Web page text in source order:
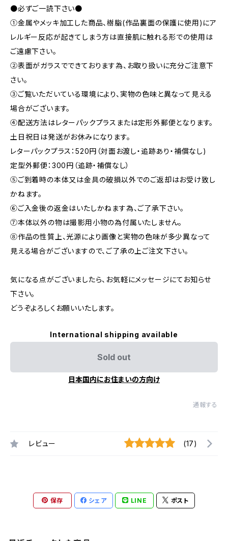
●必ずご一読下さい●
①金属やメッキ加工した商品、樹脂(作品裏面の保護に使用)にア
レルギー反応が起きてしまう方は直接肌に触れる形での使用は
ご遠慮下さい。
②表面がガラスでできております為、お取り扱いに充分ご注意下
さい。
③ご覧いただいている環境により、実物の色味と異なって見える
場合がございます。
④配送方法はレターパックプラスまたは定形外郵便となります。
土日祝日は発送がお休みになります。
レターパックプラス：520円（対面お渡し・追跡あり・補償なし)
定型外郵便：300円（追跡・補償なし）
⑤ご到着時の本体又は金具の破損以外でのご返却はお受け致し
かねます。
⑥ご入金後の返金はいたしかねます為、ご了承下さい。
⑦本体以外の物は撮影用小物の為付属いたしません。
⑧作品の性質上、光源により画像と実物の色味が多少異なって
見える場合がございますので、ご了承の上ご注文下さい。
気になる点がございましたら、お気軽にメッセージにてお知らせ
下さい。
どうぞよろしくお願いいたします。
International shipping available
Sold out
日本国内にお住まいの方向け
通報する
レビュー (17)
保存 シェア LINE ポスト